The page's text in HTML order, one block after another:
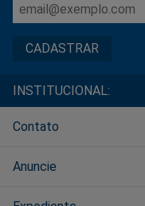
INSTITUCIONAL:
Contato
Anuncie